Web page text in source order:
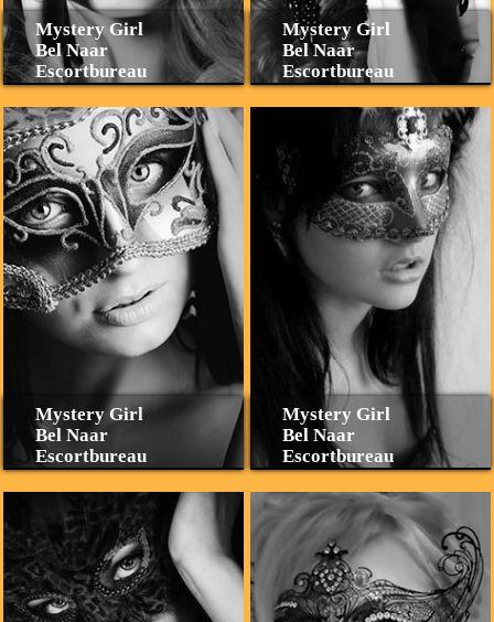
Mystery Girl
Bel Naar
Escortbureau
Mystery Girl
Bel Naar
Escortbureau
Mystery Girl
Bel Naar
Escortbureau
Mystery Girl
Bel Naar
Escortbureau